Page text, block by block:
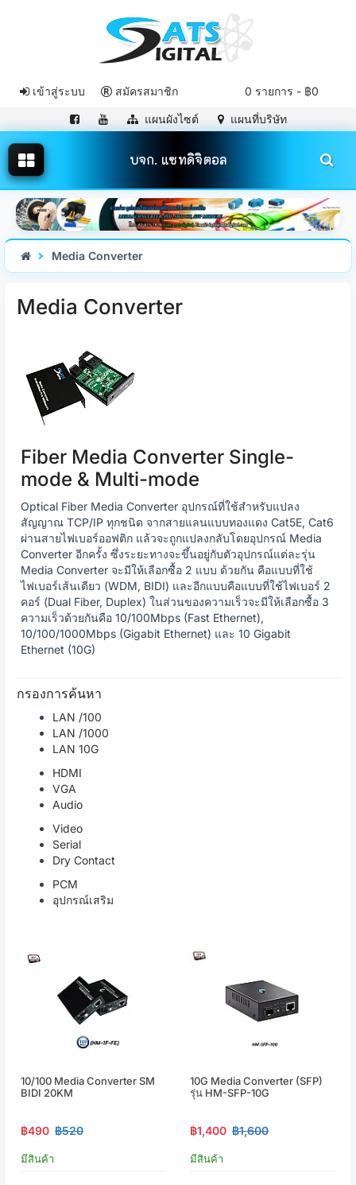
0 รายการ - ฿0
เข้าสู่ระบบ สมัครสมาชิก
แผนผังไซต์ แผนที่บริษัท
บจก. แซทดิจิตอล
Media Converter
Media Converter
Fiber Media Converter Single-
mode & Multi-mode
Optical Fiber Media Converter อุปกรณ์ที่ใช้สำหรับแปลง
สัญญาณ TCP/IP ทุกชนิด จากสายแลนแบบทองแดง Cat5E, Cat6
ผ่านสายไฟเบอร์ออฟติก แล้วจะถูกแปลงกลับโดยอุปกรณ์ Media
Converter อีกครั้ง ซึ่งระยะทางจะขึ้นอยู่กับตัวอุปกรณ์แต่ละรุ่น
Media Converter จะมีให้เลือกซื้อ 2 แบบ ด้วยกัน คือแบบที่ใช้
ไฟเบอร์เส้นเดียว (WDM, BIDI) และอีกแบบคือแบบที่ใช้ไฟเบอร์ 2
คอร์ (Dual Fiber, Duplex) ในส่วนของความเร็วจะมีให้เลือกซื้อ 3
ความเร็วด้วยกันคือ 10/100Mbps (Fast Ethernet),
10/100/1000Mbps (Gigabit Ethernet) และ 10 Gigabit
Ethernet (10G)
กรองการค้นหา
LAN /100
LAN /1000
LAN 10G
HDMI
VGA
Audio
Video
Serial
Dry Contact
PCM
อุปกรณ์เสริม
10/100 Media Converter SM
BIDI 20KM
฿490 ฿520
มีสินค้า
10G Media Converter (SFP)
รุ่น HM-SFP-10G
฿1,400 ฿1,600
มีสินค้า